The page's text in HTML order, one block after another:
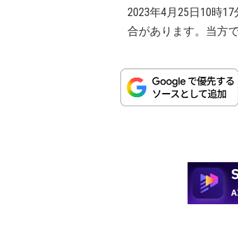
2023年4月25日10時
合があります。当方